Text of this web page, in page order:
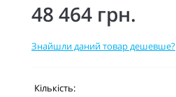
48 464 грн.
Знайшли даний товар дешевше?
Кількість: